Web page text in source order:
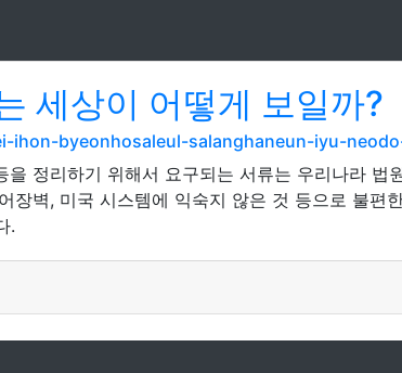
세상이 어떻게 보일까?
byeonhosaleul-salanghaneun-iyu-
정리하기 위해서 요구되는 서류는 우리나라 법
장벽, 미국 시스템에 익숙지 않은 것 등으로 불편
.